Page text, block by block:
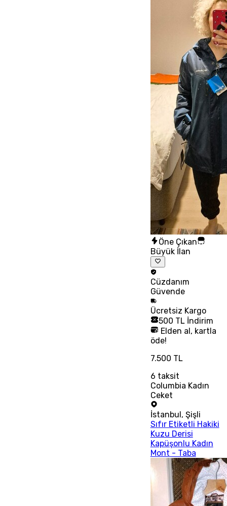
Öne Çıkan
Büyük İlan
Cüzdanım
Güvende
Ücretsiz Kargo
500 TL İndirim
Elden al, kartla
öde!
7.500 TL
6 taksit
Columbia Kadın
Ceket
İstanbul , Şişli
Sıfır Etiketli Hakiki
Kuzu Derisi
Kapüşonlu Kadın
Mont - Taba